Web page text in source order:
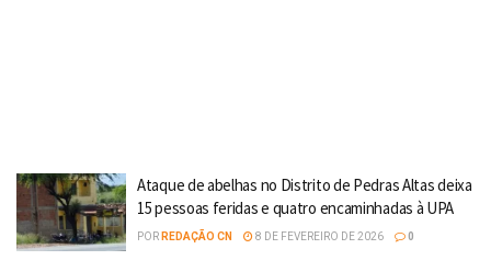
Ataque de abelhas no Distrito de Pedras Altas deixa
15 pessoas feridas e quatro encaminhadas à UPA
POR REDAÇÃO CN 8 DE FEVEREIRO DE 2026 0